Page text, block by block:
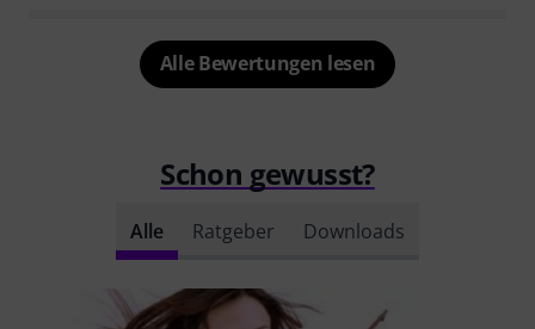
Alle Bewertungen lesen
Schon gewusst?
Alle Ratgeber Downloads